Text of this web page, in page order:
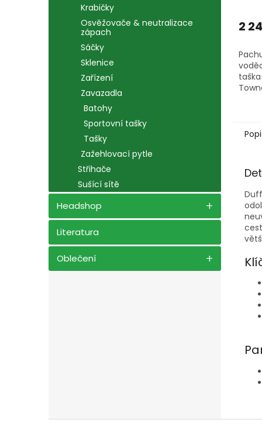
Krabičky
Osvěžovače & neutralizace
zápach
Sáčky
Sklenice
Zařízení
Zavazadla
Batohy
Sportovní tašky
Tašky
Zažehlovací pytle
Střihače
Sušící sítě
Headshop
Literatura
Oblečení
2